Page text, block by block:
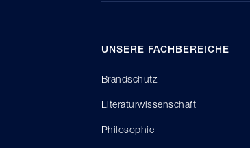
UNSERE FACHBEREICHE
Brandschutz
Literaturwissenschaft
Philosophie